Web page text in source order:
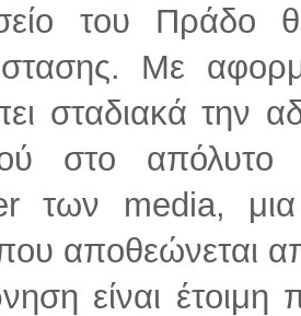
του Πράδο
Με
σταδιακά την
στο απόλυτο
των media,
αποθεώνεται
είναι έτοιμη